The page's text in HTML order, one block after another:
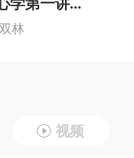
学第一讲...
林
视频